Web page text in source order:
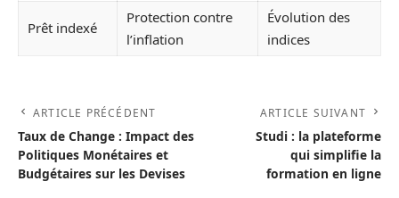
Prêt indexé
Protection contre
l’inflation
Évolution des
indices
ARTICLE PRÉCÉDENT
Taux de Change : Impact des
Politiques Monétaires et
Budgétaires sur les Devises
ARTICLE SUIVANT
Studi : la plateforme
qui simplifie la
formation en ligne